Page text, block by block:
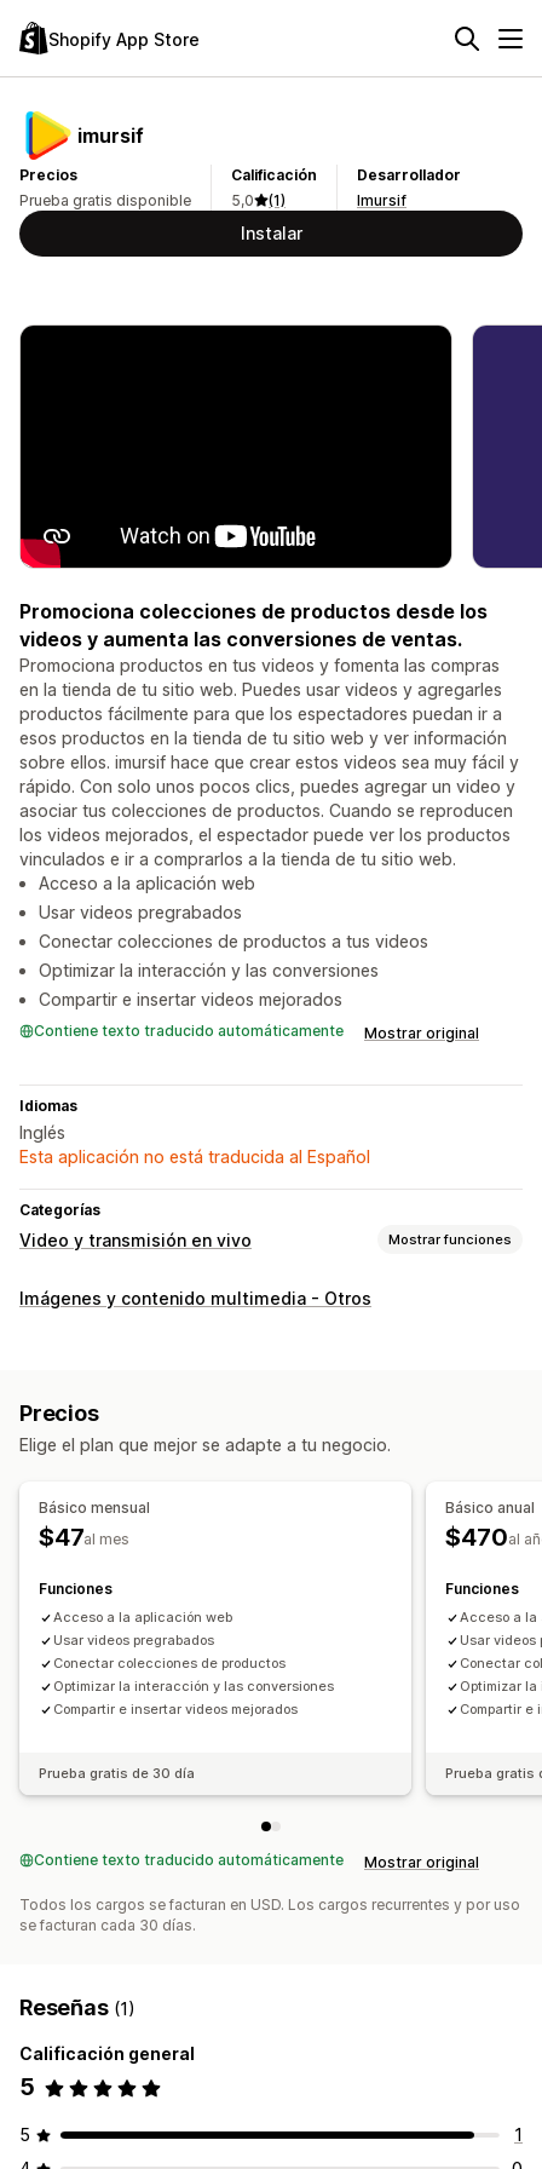
Shopify App Store
imursif
Precios
Prueba gratis disponible
Calificación
5,0
(1)
Desarrollador
Imursif
Instalar
Promociona colecciones de productos desde los
videos y aumenta las conversiones de ventas.
Promociona productos en tus videos y fomenta las compras
en la tienda de tu sitio web. Puedes usar videos y agregarles
productos fácilmente para que los espectadores puedan ir a
esos productos en la tienda de tu sitio web y ver información
sobre ellos. imursif hace que crear estos videos sea muy fácil y
rápido. Con solo unos pocos clics, puedes agregar un video y
asociar tus colecciones de productos. Cuando se reproducen
los videos mejorados, el espectador puede ver los productos
vinculados e ir a comprarlos a la tienda de tu sitio web.
Acceso a la aplicación web
Usar videos pregrabados
Conectar colecciones de productos a tus videos
Optimizar la interacción y las conversiones
Compartir e insertar videos mejorados
Contiene texto traducido automáticamente Mostrar original
Idiomas
Inglés
Esta aplicación no está traducida al Español
Categorías
Video y transmisión en vivo Mostrar funciones
Gestión de videos
Videos incrustados
Imágenes y contenido multimedia - Otros
Precios
Elige el plan que mejor se adapte a tu negocio.
Básico mensual
$47al mes
Funciones
Acceso a la aplicación web
Usar videos pregrabados
Conectar colecciones de productos
Optimizar la interacción y las conversiones
Compartir e insertar videos mejorados
Prueba gratis de 30 día
Básico anual
$470al
Funciones
Acceso a la
Usar videos
Conectar
Optimizar
Compartir e
Prueba gratis
Contiene texto traducido automáticamente Mostrar original
Todos los cargos se facturan en USD. Los cargos recurrentes y por uso
se facturan cada 30 días.
Reseñas (1)
Calificación general
5
5
1